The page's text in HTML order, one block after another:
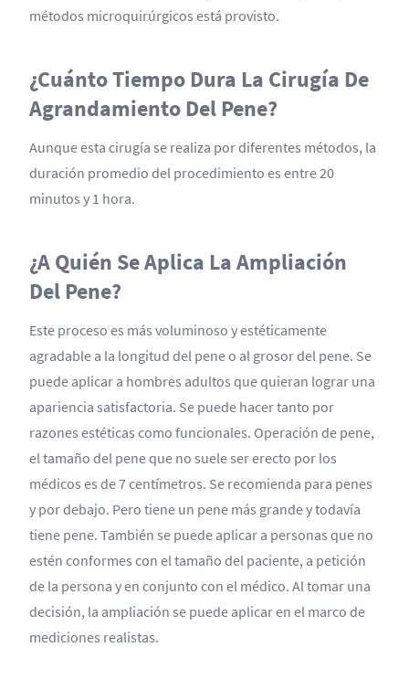
métodos microquirúrgicos está provisto.
¿Cuánto Tiempo Dura La Cirugía De
Agrandamiento Del Pene?
Aunque esta cirugía se realiza por diferentes métodos, la
duración promedio del procedimiento es entre 20
minutos y 1 hora.
¿A Quién Se Aplica La Ampliación
Del Pene?
Este proceso es más voluminoso y estéticamente
agradable a la longitud del pene o al grosor del pene. Se
puede aplicar a hombres adultos que quieran lograr una
apariencia satisfactoria. Se puede hacer tanto por
razones estéticas como funcionales. Operación de pene,
el tamaño del pene que no suele ser erecto por los
médicos es de 7 centímetros. Se recomienda para penes
y por debajo. Pero tiene un pene más grande y todavía
tiene pene. También se puede aplicar a personas que no
estén conformes con el tamaño del paciente, a petición
de la persona y en conjunto con el médico. Al tomar una
decisión, la ampliación se puede aplicar en el marco de
mediciones realistas.